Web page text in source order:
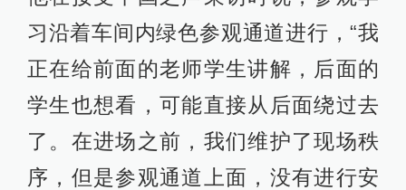
习沿着车间内绿色参观通道进行，“我
正在给前面的老师学生讲解，后面的
学生也想看，可能直接从后面绕过去
了。在进场之前，我们维护了现场秩
序，但是参观通道上面，没有进行安